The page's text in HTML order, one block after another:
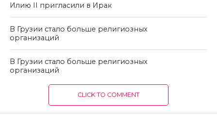
Илию II пригласили в Ирак
В Грузии стало больше религиозных
организаций
В Грузии стало больше религиозных
организаций
CLICK TO COMMENT